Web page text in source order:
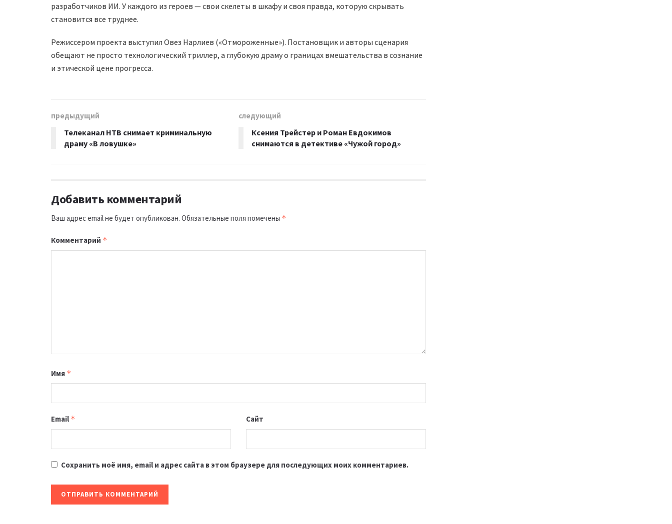
разработчиков ИИ. У каждого из героев — свои скелеты в шкафу и своя правда, которую скрывать
становится все труднее.
Режиссером проекта выступил Овез Нарлиев («Отмороженные»). Постановщик и авторы сценария
обещают не просто технологический триллер, а глубокую драму о границах вмешательства в сознание
и этической цене прогресса.
предыдущий
Телеканал НТВ снимает криминальную
драму «В ловушке»
следующий
Ксения Трейстер и Роман Евдокимов
снимаются в детективе «Чужой город»
Добавить комментарий
Ваш адрес email не будет опубликован. Обязательные поля помечены *
Комментарий *
Имя *
Email * Сайт
Сохранить моё имя, email и адрес сайта в этом браузере для последующих моих комментариев.